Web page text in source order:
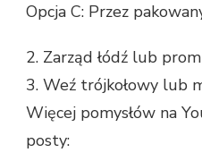
Opcja C: Przez
2. Zarząd łódź lub
3. Weź trójkołowy lub
Więcej pomysłów na
posty: